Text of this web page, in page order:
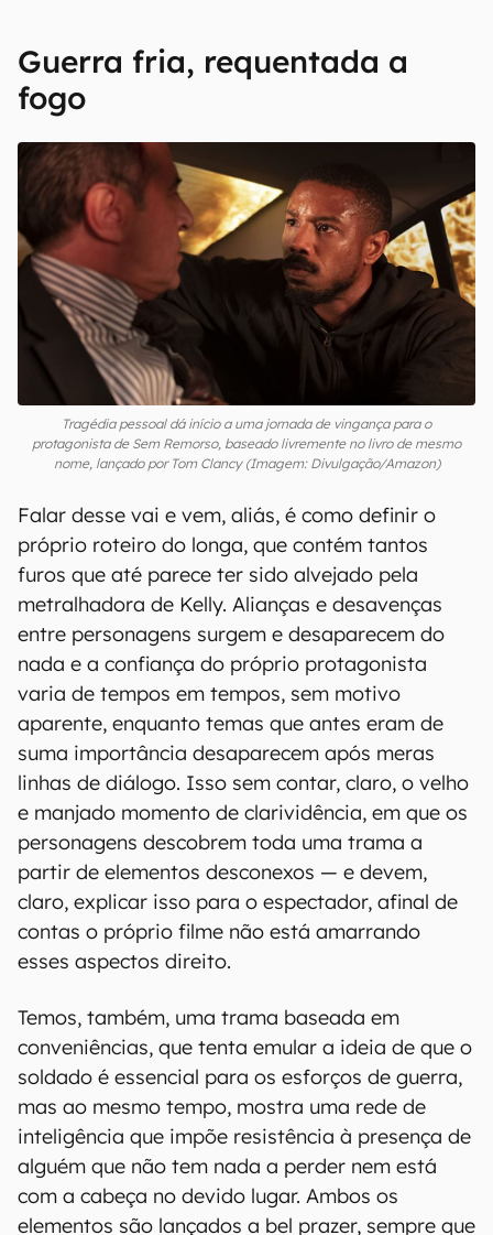
Guerra fria, requentada a
fogo
Tragédia pessoal dá início a uma jornada de vingança para o
protagonista de Sem Remorso, baseado livremente no livro de mesmo
nome, lançado por Tom Clancy (Imagem: Divulgação/Amazon)
Falar desse vai e vem, aliás, é como definir o
próprio roteiro do longa, que contém tantos
furos que até parece ter sido alvejado pela
metralhadora de Kelly. Alianças e desavenças
entre personagens surgem e desaparecem do
nada e a confiança do próprio protagonista
varia de tempos em tempos, sem motivo
aparente, enquanto temas que antes eram de
suma importância desaparecem após meras
linhas de diálogo. Isso sem contar, claro, o velho
e manjado momento de clarividência, em que os
personagens descobrem toda uma trama a
partir de elementos desconexos — e devem,
claro, explicar isso para o espectador, afinal de
contas o próprio filme não está amarrando
esses aspectos direito.
Temos, também, uma trama baseada em
conveniências, que tenta emular a ideia de que o
soldado é essencial para os esforços de guerra,
mas ao mesmo tempo, mostra uma rede de
inteligência que impõe resistência à presença de
alguém que não tem nada a perder nem está
com a cabeça no devido lugar. Ambos os
elementos são lançados a bel prazer, sempre que